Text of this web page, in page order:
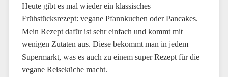
Heute gibt es mal wieder ein klassisches
Frühstücksrezept: vegane Pfannkuchen oder Pancakes.
Mein Rezept dafür ist sehr einfach und kommt mit
wenigen Zutaten aus. Diese bekommt man in jedem
Supermarkt, was es auch zu einem super Rezept für die
vegane Reiseküche macht.